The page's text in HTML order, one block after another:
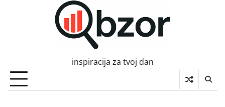
inspiracija za tvoj dan